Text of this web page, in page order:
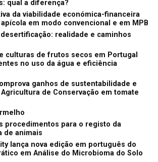
qual a diferença?
da viabilidade económica-financeira
em modo convencional e em MPB
realidade e caminhos
culturas de frutos secos em Portugal
no uso da água e eficiência
ganhos de sustentabilidade e
de Conservação em tomate
procedimentos para o registo da
de animais
lança nova edição em português do
em Análise do Microbioma do Solo